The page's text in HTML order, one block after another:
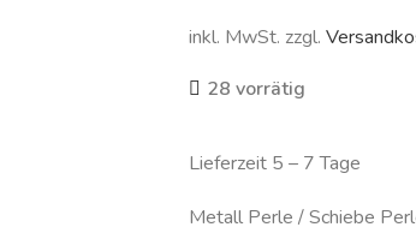
inkl. MwSt. zzgl.
28 vorrätig
Lieferzeit 5 – 7 Tage
Metall Perle / Schiebe